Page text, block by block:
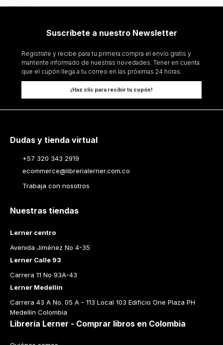
Suscríbete a nuestro Newsletter
Regístrate y recibe para tu primera compra el envío gratis y
mantente informado de nuestras novedades. Tener en cuenta
que el cupón llega a tu correo en las próximas 24 horas.
¡Haz clic para recibir tu cupón!
Dudas y tienda virtual
+57 320 343 2919
ecommerce@librerialerner.com.co
Trabaja con nosotros
Nuestras tiendas
Lerner centro
Avenida Jiménez No 4-35
Lerner Calle 93
Carrera 11 No 93A-43
Lerner Medellín
Carrera 43 A No. 05 A - 113 Local 103 Edificio One Plaza PH
Medellín Colombia
Librería Lerner - Comprar libros en Colombia